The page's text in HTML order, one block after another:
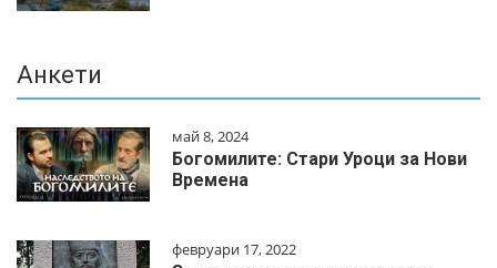
Анкети
май 8, 2024
Богомилите: Стари Уроци за Нови
Времена
февруари 17, 2022